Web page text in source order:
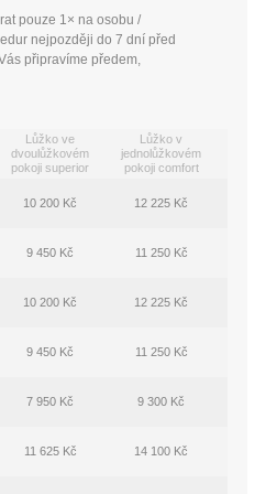
pouze 1× na osobu /
nejpozději do 7 dní před
připravíme předem,
Lůžko ve
dvoulůžkovém
pokoji superior
Lůžko v
jednolůžkovém
pokoji comfort
10 200 Kč 12 225 Kč
9 450 Kč 11 250 Kč
10 200 Kč 12 225 Kč
9 450 Kč 11 250 Kč
7 950 Kč 9 300 Kč
11 625 Kč 14 100 Kč